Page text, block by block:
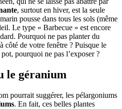
, surtout en hiver, est la seule
pousse dans tous les sols (même
Le type « Barbecue » est encore
Pourquoi ne pas planter du
côté de votre fenêtre ? Puisque le
pourquoi ne pas l’exposer ?
le géranium
pourrait suggérer, les pélargoniums
. En fait, ces belles plantes